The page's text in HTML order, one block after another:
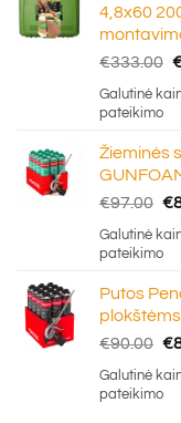
4,8x60
€333.00
Galutinė
pateikimo
Žieminės
€97.00 €
Galutinė
pateikimo
Putos
€90.00 €
Galutinė
pateikimo